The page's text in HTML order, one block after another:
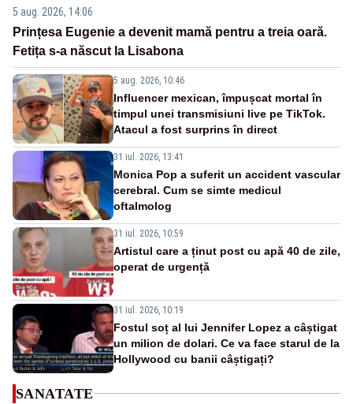
5 aug. 2026, 14:06
Prințesa Eugenie a devenit mamă pentru a treia oară.
Fetița s-a născut la Lisabona
5 aug. 2026, 10:46
Influencer mexican, împușcat mortal în
timpul unei transmisiuni live pe TikTok.
Atacul a fost surprins în direct
31 iul. 2026, 13:41
Monica Pop a suferit un accident vascular
cerebral. Cum se simte medicul
oftalmolog
31 iul. 2026, 10:59
Artistul care a ținut post cu apă 40 de zile,
operat de urgență
31 iul. 2026, 10:19
Fostul soț al lui Jennifer Lopez a câștigat
un milion de dolari. Ce va face starul de la
Hollywood cu banii câștigați?
SANATATE